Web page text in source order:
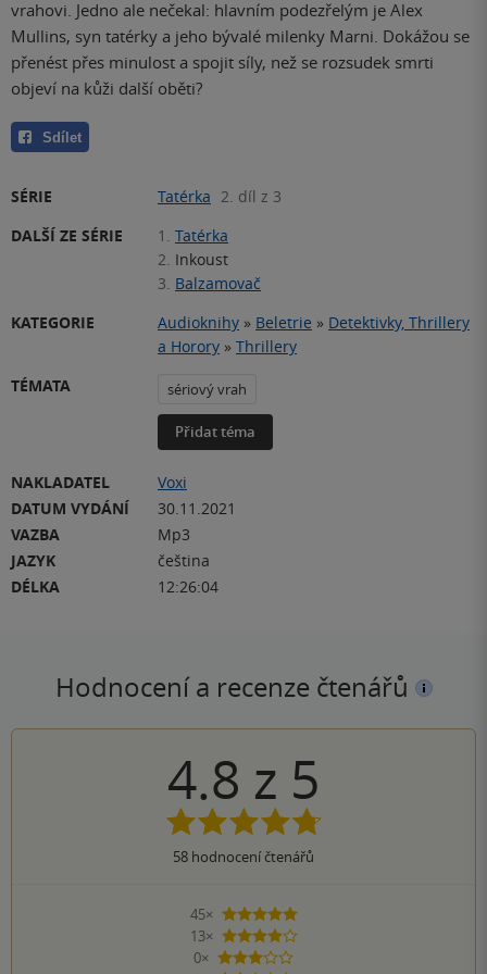
vrahovi. Jedno ale nečekal: hlavním podezřelým je Alex
Mullins, syn tatérky a jeho bývalé milenky Marni. Dokážou se
přenést přes minulost a spojit síly, než se rozsudek smrti
objeví na kůži další oběti?
Sdílet
SÉRIE Tatérka 2. díl z 3
DALŠÍ ZE SÉRIE
1. Tatérka
2. Inkoust
3. Balzamovač
KATEGORIE
Audioknihy » Beletrie » Detektivky, Thrillery
a Horory » Thrillery
TÉMATA
sériový vrah
Přidat téma
NAKLADATEL
Voxi
DATUM VYDÁNÍ
30.11.2021
VAZBA
Mp3
JAZYK
čeština
DÉLKA
12:26:04
Hodnocení a recenze čtenářů
4.8 z 5
58 hodnocení čtenářů
45×
5 hvězdiček
13×
4 hvězdičky
0×
3 hvězdičky